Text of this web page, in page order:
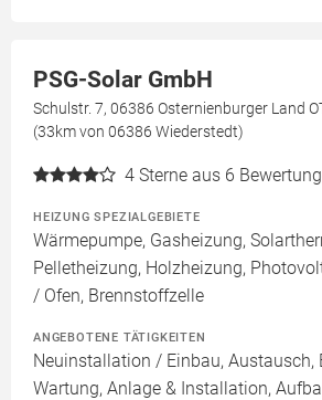
PSG-Solar GmbH
Schulstr. 7, 06386 Osternienburger Land
(33km von 06386 Wiederstedt)
4 Sterne aus 6
HEIZUNG SPEZIALGEBIETE
Wärmepumpe, Gasheizung,
Pelletheizung, Holzheizung,
/ Ofen, Brennstoffzelle
ANGEBOTENE TÄTIGKEITEN
Neuinstallation / Einbau, Austausch,
Wartung, Anlage & Installation,